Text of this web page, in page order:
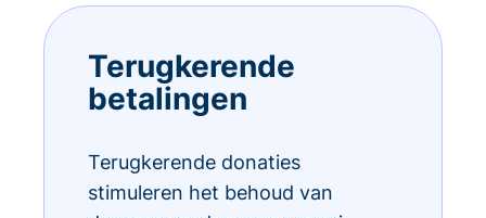
Terugkerende
betalingen
Terugkerende donaties
stimuleren het behoud van